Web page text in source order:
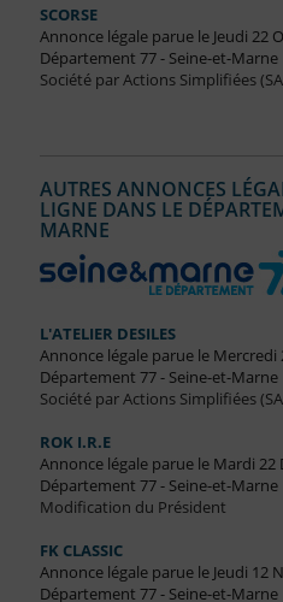
SCORSE
Annonce légale parue le Jeudi 22
Département 77 - Seine-et-Marne
Société par Actions Simplifiées
AUTRES ANNONCES
LIGNE DANS LE
MARNE
L'ATELIER DESILES
Annonce légale parue le Mercredi
Département 77 - Seine-et-Marne
Société par Actions Simplifiées
ROK I.R.E
Annonce légale parue le Mardi 22
Département 77 - Seine-et-Marne
Modification du Président
FK CLASSIC
Annonce légale parue le Jeudi 12
Département 77 - Seine-et-Marne